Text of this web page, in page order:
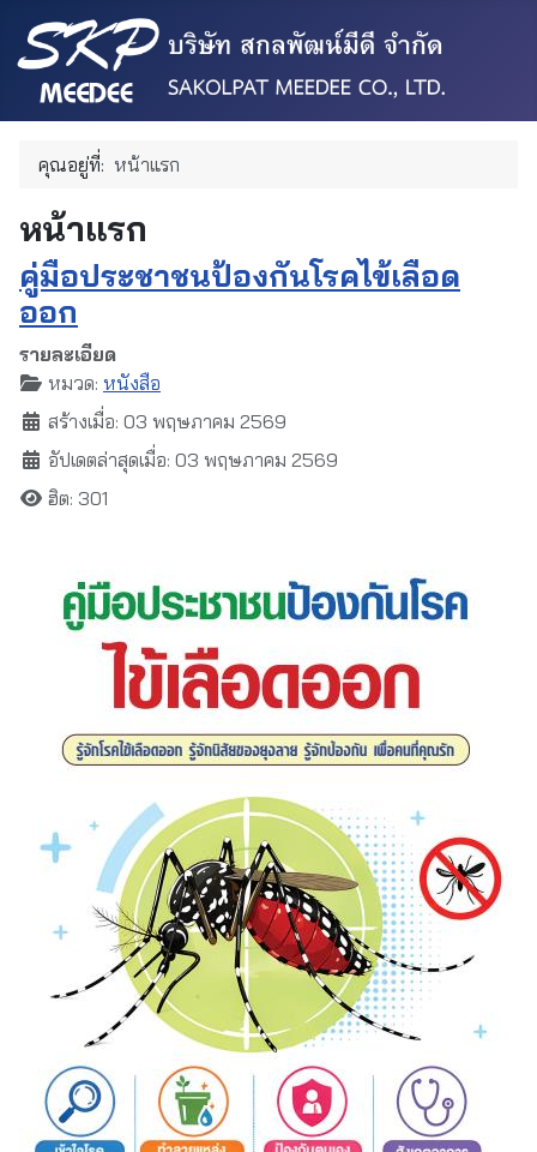
คุณอยู่ที่: หน้าแรก
หน้าแรก
คู่มือประชาชนป้องกันโรคไข้เลือด
ออก
รายละเอียด
หมวด: หนังสือ
สร้างเมื่อ: 03 พฤษภาคม 2569
อัปเดตล่าสุดเมื่อ: 03 พฤษภาคม 2569
ฮิต: 301